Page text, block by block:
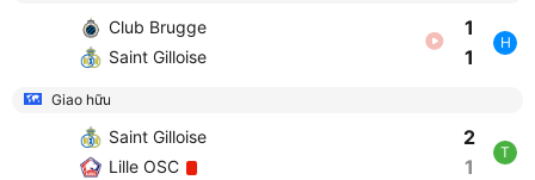
Club Brugge
Saint Gilloise
1
1
H
Giao hữu
Saint Gilloise
Lille OSC
2
1
T